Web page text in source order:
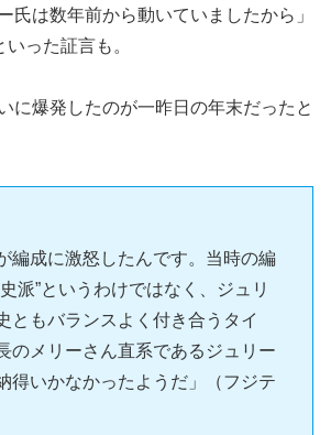
氏は数年前から動いていましたから」
った証言も。
に爆発したのが一昨日の年末だったと
編成に激怒したんです。当時の編
派”というわけではなく、ジュリ
ともバランスよく付き合うタイ
のメリーさん直系であるジュリー
得いかなかったようだ」（フジテ